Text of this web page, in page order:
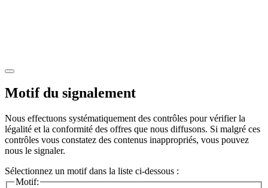
Motif du signalement
Nous effectuons systématiquement des contrôles pour vérifier la
légalité et la conformité des offres que nous diffusons. Si malgré ces
contrôles vous constatez des contenus inappropriés, vous pouvez
nous le signaler.
Sélectionnez un motif dans la liste ci-dessous :
Motif: